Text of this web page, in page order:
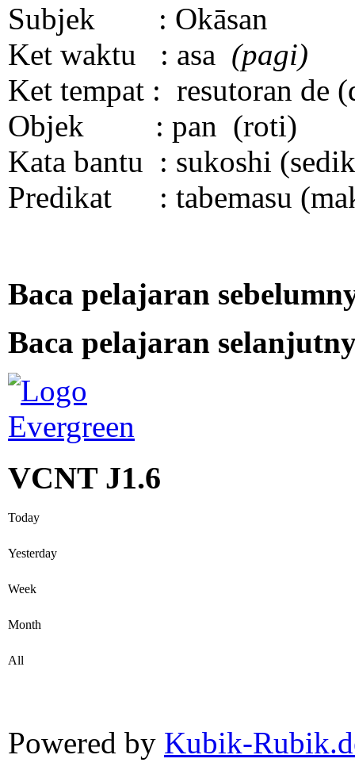
Subjek : Okāsan
Ket waktu : asa (pagi)
Ket tempat : resutoran de
Objek : pan (roti)
Kata bantu : sukoshi
Predikat : tabemasu
Baca pelajaran
Baca pelajaran
VCNT J1.6
Today
Yesterday
Week
Month
All
Powered by Kubik-